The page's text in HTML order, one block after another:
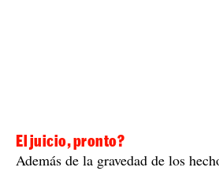
El juicio, pronto?
Además de la gravedad de los